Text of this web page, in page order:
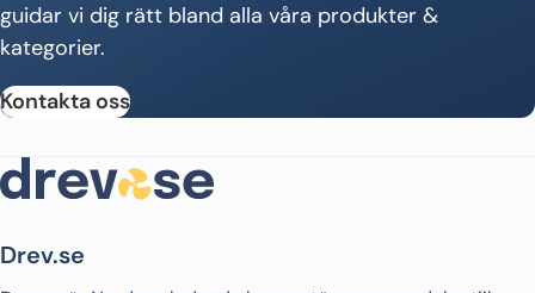
guidar vi dig rätt bland alla våra produkter &
kategorier.
Kontakta oss
Drev.se